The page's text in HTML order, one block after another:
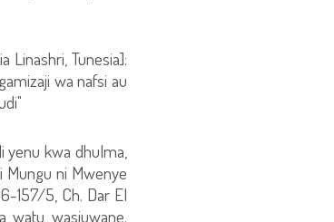
Linashri, Tunesia]:
wa nafsi au
yenu kwa dhulma,
Mungu ni Mwenye
157/5, Ch. Dar El
watu wasiuwane.